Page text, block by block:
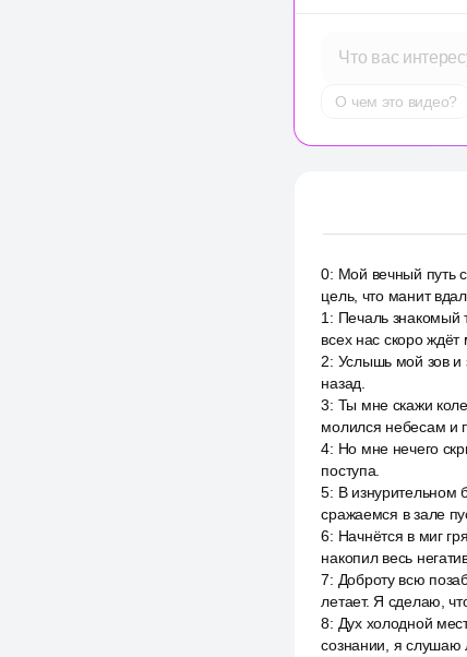
Что вас
О чем это видео?
0: Мой вечный путь
цель, что манит
1 : Печаль знакомый
всех нас скоро ждёт
2: Услышь мой зов и
назад.
3: Ты мне скажи
молился небесам и
4: Но мне нечего
поступа.
5: В изнурительном
сражаемся в зале
6: Начнётся в миг
накопил весь
7: Доброту всю
летает. Я сделаю,
8: Дух холодной
сознании, я слушаю